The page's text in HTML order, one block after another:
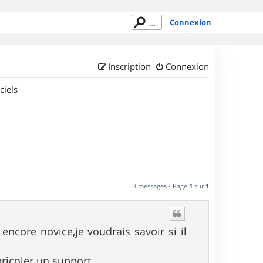
Connexion
Connexion
Inscription
3 messages • Page 1 sur 1
novice,je voudrais savoir si il